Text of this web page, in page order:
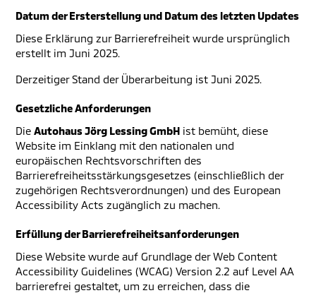
Datum der Ersterstellung und Datum des letzten Updates
Diese Erklärung zur Barrierefreiheit wurde ursprünglich
erstellt im Juni 2025.
Derzeitiger Stand der Überarbeitung ist Juni 2025.
Gesetzliche Anforderungen
Die Autohaus Jörg Lessing GmbH ist bemüht, diese
Website im Einklang mit den nationalen und
europäischen Rechtsvorschriften des
Barrierefreiheitsstärkungsgesetzes (einschließlich der
zugehörigen Rechtsverordnungen) und des European
Accessibility Acts zugänglich zu machen.
Erfüllung der Barrierefreiheitsanforderungen
Diese Website wurde auf Grundlage der Web Content
Accessibility Guidelines (WCAG) Version 2.2 auf Level AA
barrierefrei gestaltet, um zu erreichen, dass die